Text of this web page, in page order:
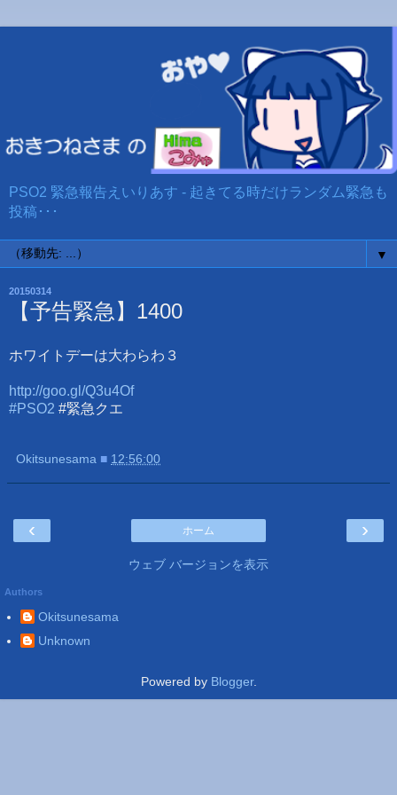
PSO2 緊急報告えいりあす - 起きてる時だけランダム緊急も
投稿･･･
▼
20150314
【予告緊急】1400
ホワイトデーは大わらわ３
http://goo.gl/Q3u4Of
#PSO2 #緊急クエ
Okitsunesama ■ 12:56:00
‹ ›
ホーム
ウェブ バージョンを表示
Authors
Okitsunesama
Unknown
Powered by Blogger.